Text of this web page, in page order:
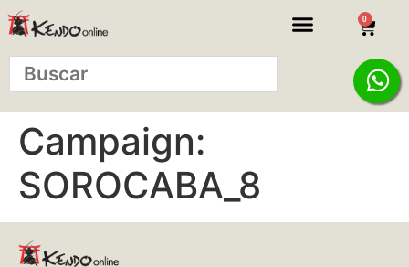
0
Campaign:
SOROCABA_8